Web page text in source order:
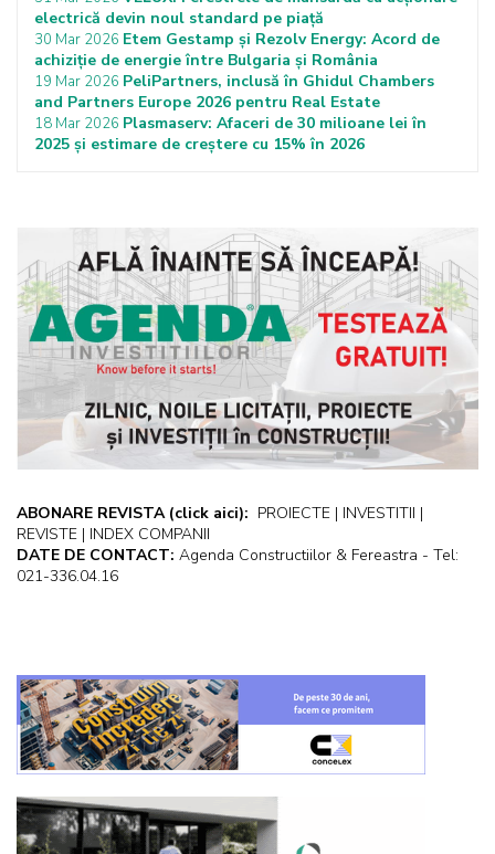
electrică devin noul standard pe piață
30 Mar 2026 Etem Gestamp și Rezolv Energy: Acord de
achiziție de energie între Bulgaria și România
19 Mar 2026 PeliPartners, inclusă în Ghidul Chambers
and Partners Europe 2026 pentru Real Estate
18 Mar 2026 Plasmaserv: Afaceri de 30 milioane lei în
2025 și estimare de creștere cu 15% în 2026
ABONARE REVISTA (click aici): PROIECTE | INVESTITII |
REVISTE | INDEX COMPANII
DATE DE CONTACT: Agenda Constructiilor & Fereastra - Tel:
021-336.04.16